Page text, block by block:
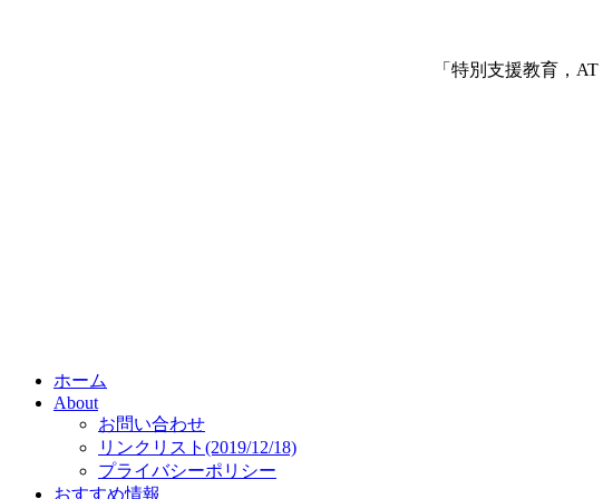
「特別支援教育，
ホーム
About
お問い合わせ
リンクリスト(2019/12/18)
プライバシーポリシー
おすすめ情報